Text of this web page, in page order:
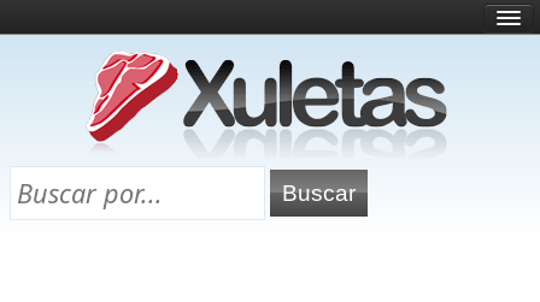
¿Qué es esto?
Directorio
Chuletas para exámenes